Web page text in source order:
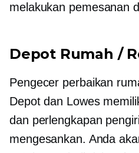
melakukan pemesanan
Depot Rumah /
Pengecer perbaikan
Depot dan Lowes
dan perlengkapan
mengesankan. Anda